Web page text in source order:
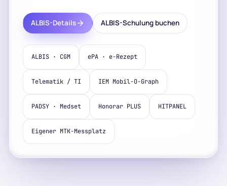
ALBIS-Details ALBIS-Schulung buchen
ALBIS · CGM ePA · e-Rezept
Telematik / TI IEM Mobil-O-Graph
PADSY · Medset Honorar PLUS HITPANEL
Eigener MTK-Messplatz